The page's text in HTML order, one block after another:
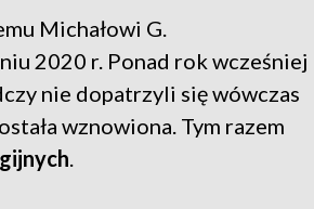
Michałowi G.
2020 r. Ponad rok wcześniej
nie dopatrzyli się wówczas
wznowiona. Tym razem
.